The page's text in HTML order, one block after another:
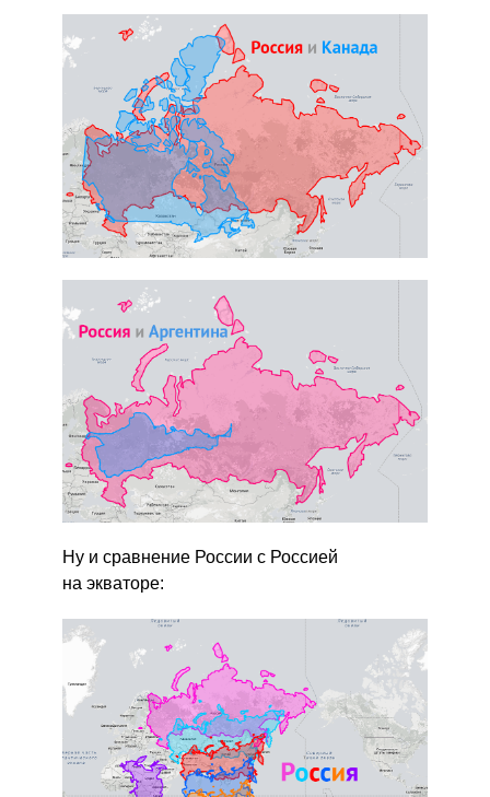
Ну и сравнение России с Россией
на экваторе: